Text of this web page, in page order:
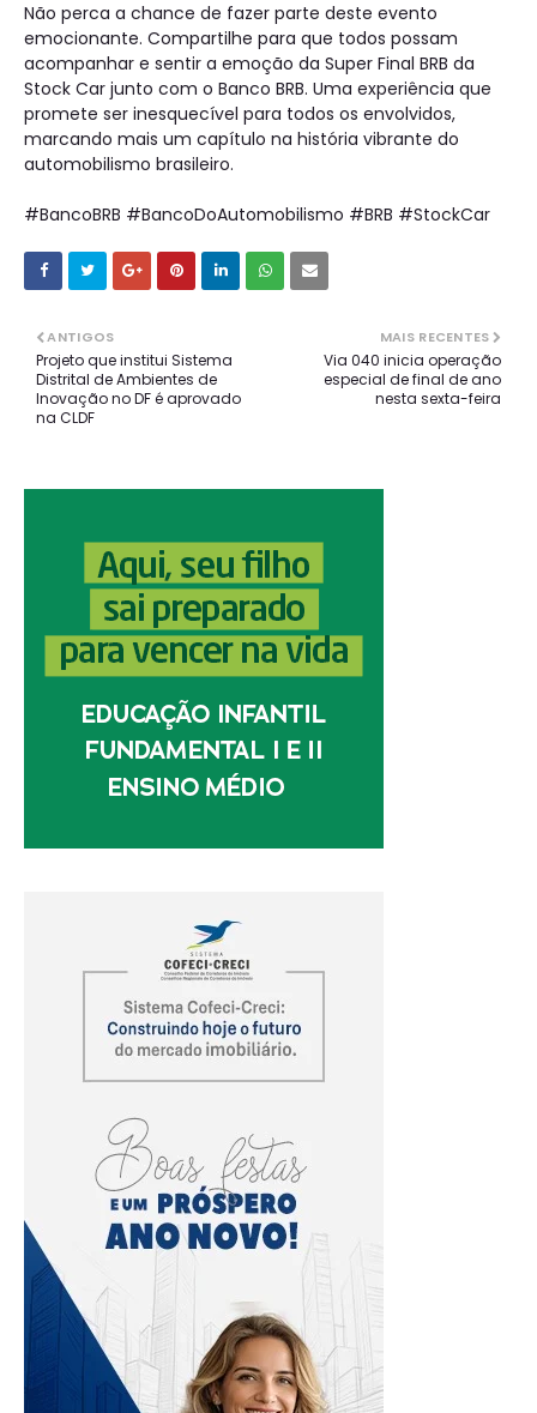
Não perca a chance de fazer parte deste evento
emocionante. Compartilhe para que todos possam
acompanhar e sentir a emoção da Super Final BRB da
Stock Car junto com o Banco BRB. Uma experiência que
promete ser inesquecível para todos os envolvidos,
marcando mais um capítulo na história vibrante do
automobilismo brasileiro.
#BancoBRB #BancoDoAutomobilismo #BRB #StockCar
MAIS RECENTES
Via 040 inicia operação
especial de final de ano
nesta sexta-feira
ANTIGOS
Projeto que institui Sistema
Distrital de Ambientes de
Inovação no DF é aprovado
na CLDF